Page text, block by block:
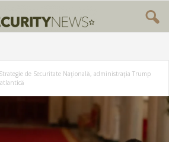
de Securitate Naţională, administraţia Trump